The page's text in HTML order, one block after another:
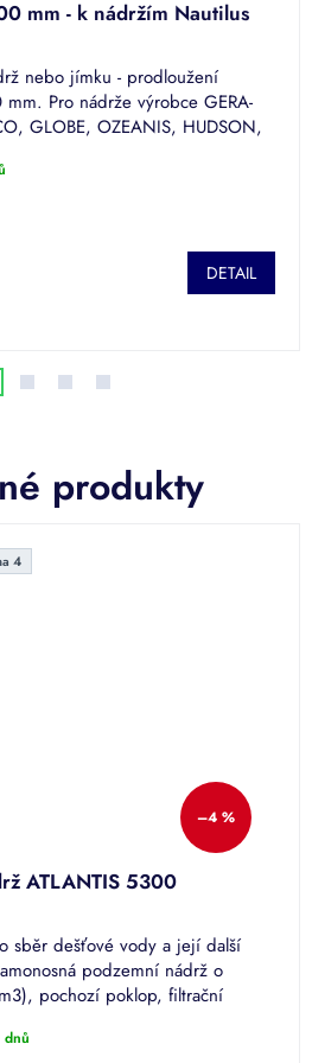
mm - k nádržím Nautilus
nebo jímku - prodloužení
Pro nádrže výrobce GERA-
GLOBE, OZEANIS, HUDSON,
DETAIL
produkty
4
–4 %
ATLANTIS 5300
sběr dešťové vody a její další
podzemní nádrž o
pochozí poklop, filtrační
dnů